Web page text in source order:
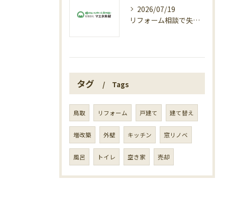
2026/07/19
リフォーム相談で失敗しない業者選びと見積もり徹底活用術
タグ Tags
鳥取 リフォーム 戸建て 建て替え
増改築 外壁 キッチン 窓リノベ
風呂 トイレ 空き家 売却